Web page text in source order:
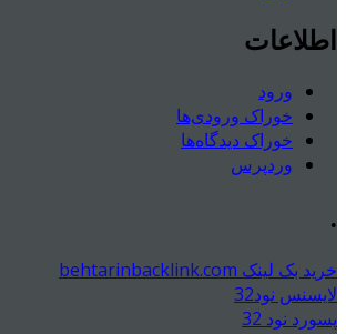
اطلاعات
ورود
خوراک ورودی‌ها
خوراک دیدگاه‌ها
وردپرس
.
خرید بک لینک behtarinbacklink.com
لایسنس نود32
پسورد نود 32